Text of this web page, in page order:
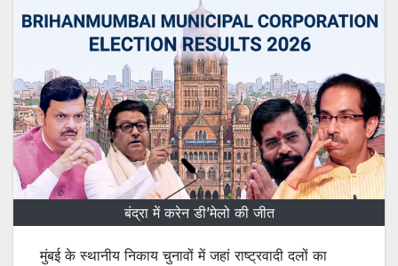
बंद्रा में करेन डी’मेलो की जीत
मुंबई के स्थानीय निकाय चुनावों में जहां राष्ट्रवादी दलों का